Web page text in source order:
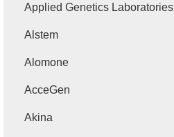
Applied Genetics Laboratories
Alstem
Alomone
AcceGen
Akina